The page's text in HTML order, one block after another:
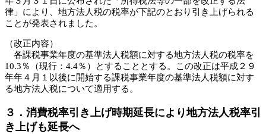
律」により、地方法人税の税率が下記のとおり引き上げられる
ことが発表されました。
（改正内容）
各課税事業年度の基準法人税額に対する地方法人税の税率を
10.3％（現行：4.4％）とすることとする。この改正は平成２９
年年４月１以後に開始する課税事業年度の基準法人税額に対す
る地方法人税について適用する。
３．消費税率引き上げ時期延長により地方法人税率引
き上げも延長へ